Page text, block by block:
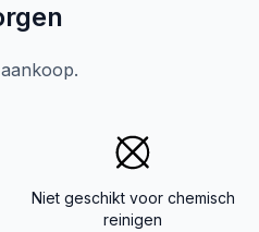
Niet geschikt voor chemisch
reinigen